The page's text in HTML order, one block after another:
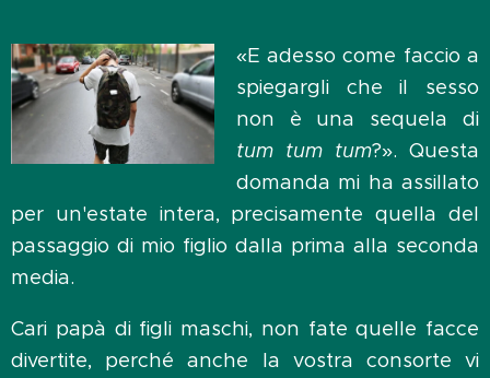
«E adesso come faccio a
spiegargli che il sesso
non è una sequela di
tum tum tum?». Questa
domanda mi ha assillato
per un'estate intera, precisamente quella del
passaggio di mio figlio dalla prima alla seconda
media.
Cari papà di figli maschi, non fate quelle facce
divertite, perché anche la vostra consorte vi